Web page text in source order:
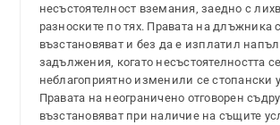
несъстоятелност вземания, заедно с
разноските по тях. Правата на длъжника
възстановяват и без да е изплатил
задължения, когато несъстоятелността
неблагоприятно изменили се стопански
Правата на неограничено отговорен
възстановяват при наличие на същите